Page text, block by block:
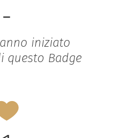
-
iniziato
questo Badge